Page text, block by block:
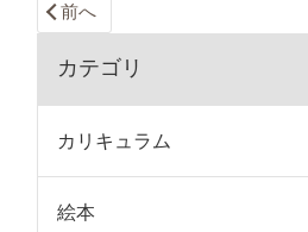
前へ
カテゴリ
カリキュラム
絵本